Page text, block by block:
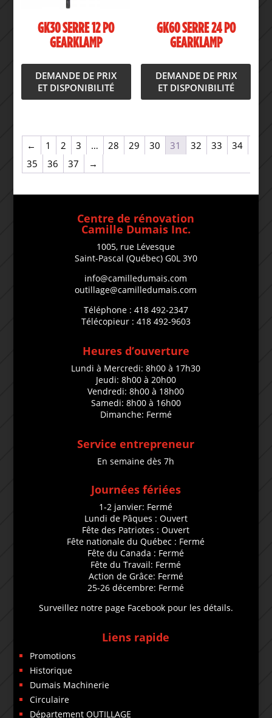
GK30 SERRE 12 PO
GEARKLAMP
DEMANDE DE PRIX
ET DISPONIBILITÉ
GK60 SERRE 24 PO
GEARKLAMP
DEMANDE DE PRIX
ET DISPONIBILITÉ
← 1 2 3 … 28 29 30 31 32 33
34
35
36 37 →
Centre de rénovation
Camille Dumais Inc.
1005, rue Lévesque
Saint-Pascal (Québec) G0L 3Y0
info@camilledumais.com
outillage@camilledumais.com
Téléphone : 418 492-2347
Télécopieur : 418 492-9603
Heures d’ouverture
Lundi à Mercredi: 8h00 à 17h30
Jeudi: 8h00 à 20h00
Vendredi: 8h00 à 18h00
Samedi: 8h00 à 16h00
Dimanche: Fermé
Service entrepreneur
En semaine dès 7h
Journées fériées
1-2 janvier: Fermé
Lundi de Pâques : Ouvert
Fête des Patriotes : Ouvert
Fête nationale du Québec : Fermé
Fête du Canada : Fermé
Fête du Travail: Fermé
Action de Grâce: Fermé
25-26 décembre: Fermé
Surveillez notre page Facebook pour les détails.
Liens rapide
Promotions
Historique
Dumais Machinerie
Circulaire
Département OUTILLAGE